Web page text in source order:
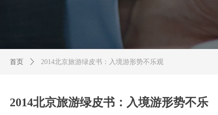
2014北京旅游绿皮书：入境游形势不乐
首页 ꄲ 2014北京旅游绿皮书：入境游形势不乐观